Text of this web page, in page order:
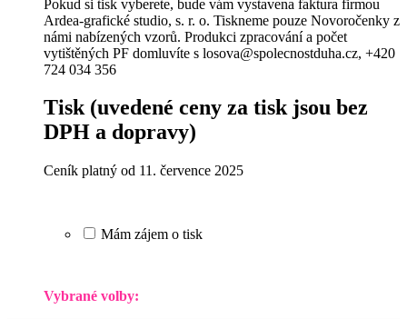
Pokud si tisk vyberete, bude vám vystavena faktura firmou
Ardea-grafické studio, s. r. o. Tiskneme pouze Novoročenky z
námi nabízených vzorů. Produkci zpracování a počet
vytištěných PF domluvíte s losova@spolecnostduha.cz, +420
724 034 356
Tisk(uvedené ceny za tisk jsou bez
DPH a dopravy)
Ceník platný od 11. července 2025
Mám zájem o tisk
Vybrané volby: